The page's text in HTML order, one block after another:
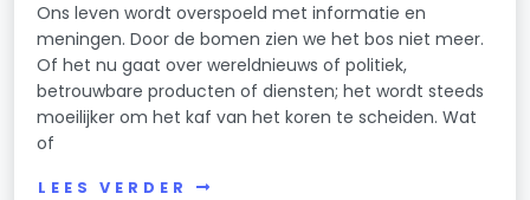
Ons leven wordt overspoeld met informatie en
meningen. Door de bomen zien we het bos niet meer.
Of het nu gaat over wereldnieuws of politiek,
betrouwbare producten of diensten; het wordt steeds
moeilijker om het kaf van het koren te scheiden. Wat
of
LEES VERDER